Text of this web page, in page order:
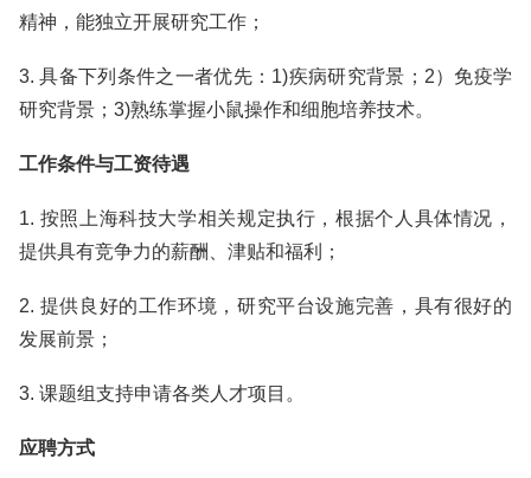
精神，能独立开展研究工作；
3. 具备下列条件之一者优先：1)疾病研究背景；2）免疫学
研究背景；3)熟练掌握小鼠操作和细胞培养技术。
工作条件与工资待遇
1. 按照上海科技大学相关规定执行，根据个人具体情况，
提供具有竞争力的薪酬、津贴和福利；
2. 提供良好的工作环境，研究平台设施完善，具有很好的
发展前景；
3. 课题组支持申请各类人才项目。
应聘方式